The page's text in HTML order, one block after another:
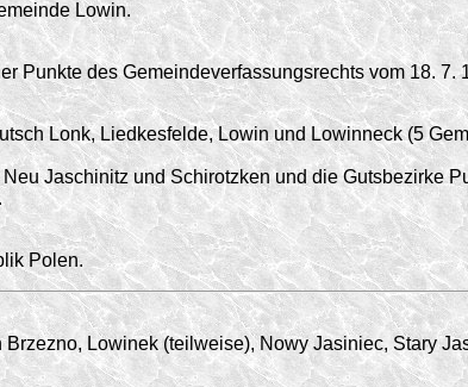
Lowin.
Punkte des Gemeindeverfassungs­rechts vom 18. 7.
Lonk, Liedkesfelde, Lowin und Lowinneck (5
Jaschinitz und Schirotzken und die Gutsbezirke
Polen.
Lowinek (teilweise), Nowy Jasiniec, Stary